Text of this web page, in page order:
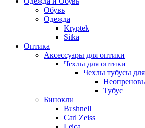
Обувь
Одежда
Kryptek
Sitka
Оптика
Аксессуары для оптики
Чехлы для оптики
Чехлы тубусы
Тубус
Бинокли
Bushnell
Carl Zeiss
Leica